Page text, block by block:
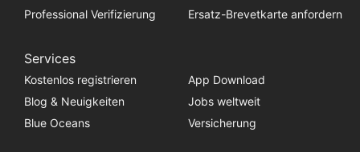
Professional Verifizierung
Ersatz-Brevetkarte anfordern
Services
Kostenlos registrieren
App Download
Blog & Neuigkeiten
Jobs weltweit
Blue Oceans
Versicherung